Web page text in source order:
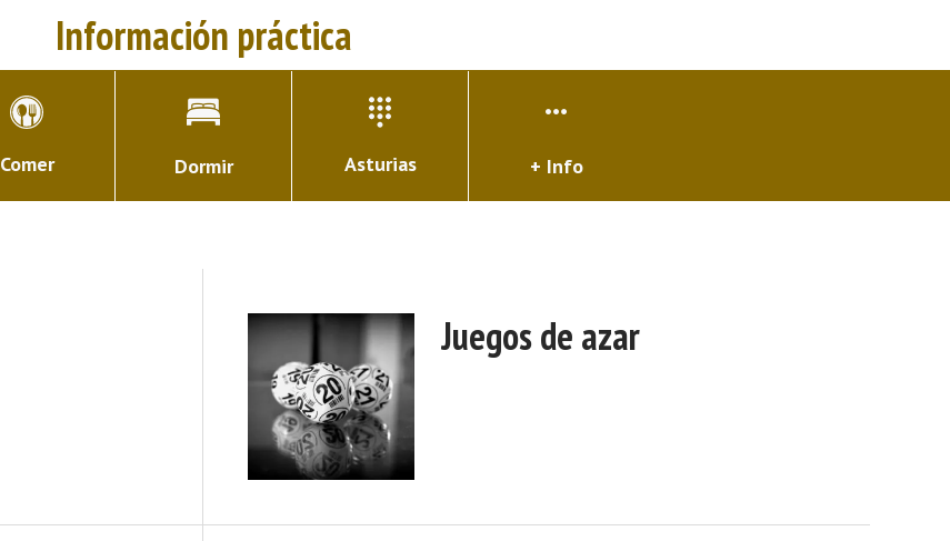
Información práctica
Comer Dormir Asturias + Info
Juegos de azar